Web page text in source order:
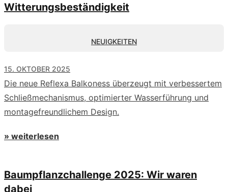
Witterungsbeständigkeit
NEUIGKEITEN
15. OKTOBER 2025
Die neue Reflexa Balkoness überzeugt mit verbessertem
Schließmechanismus, optimierter Wasserführung und
montagefreundlichem Design.
» weiterlesen
Baumpflanzchallenge 2025: Wir waren
dabei